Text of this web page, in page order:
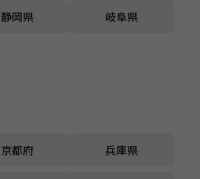
静岡県 岐阜県
京都府 兵庫県